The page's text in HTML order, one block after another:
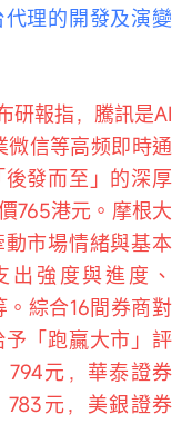
理的開發及演變
研報指，騰訊是AI
信等高频即時通
發而至」的深厚
765港元。摩根大
市場情緒與基本
強度與進度、
綜合16間券商對
「跑贏大市」評
元，華泰證券
783元，美銀證券